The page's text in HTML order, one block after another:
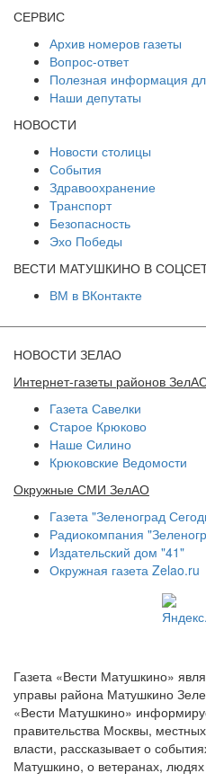
СЕРВИС
Архив номеров газеты
Вопрос-ответ
Полезная информация
Наши депутаты
НОВОСТИ
Новости столицы
События
Здравоохранение
Транспорт
Безопасность
Эхо Победы
ВЕСТИ МАТУШКИНО В
ВМ в ВКонтакте
НОВОСТИ ЗЕЛАО
Интернет-газеты районов
Газета Савелки
Старое Крюково
Наше Силино
Крюковские Ведомости
Окружные СМИ ЗелАО
Газета "Зеленоград
Радиокомпания
Издательский дом "41"
Окружная газета Zelao.ru
Газета «Вести Матушкино»
управы района Матушкино
«Вести Матушкино»
правительства Москвы,
власти, рассказывает о
Матушкино, о ветеранах, людях